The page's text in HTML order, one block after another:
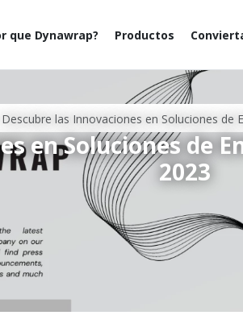
que Dynawrap? Productos
Descubre las Innovaciones en Soluciones
en Soluciones de
2023